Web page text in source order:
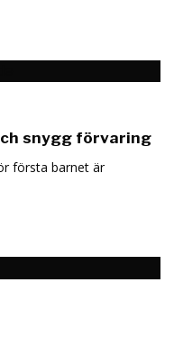
snygg förvaring
första barnet är